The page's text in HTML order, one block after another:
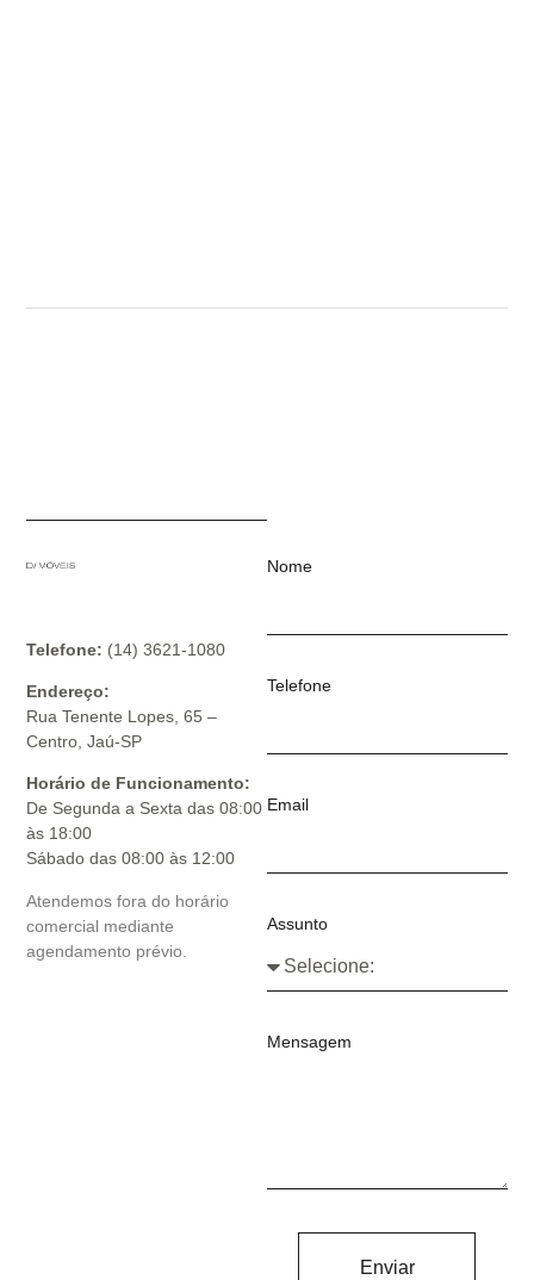
Telefone: (14) 3621-1080
Endereço:
Rua Tenente Lopes, 65 –
Centro, Jaú-SP
Horário de Funcionamento:
De Segunda a Sexta das 08:00
às 18:00
Sábado das 08:00 às 12:00
Atendemos fora do horário
comercial mediante
agendamento prévio.
Nome
Telefone
Email
Assunto
Mensagem
Enviar